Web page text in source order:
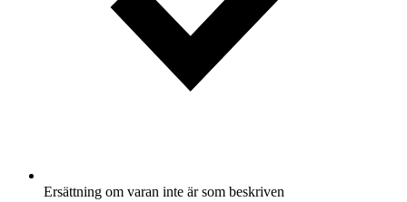
Ersättning om varan inte är som beskriven